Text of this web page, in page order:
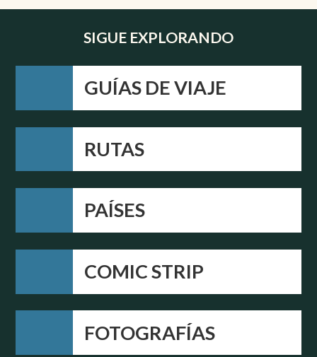
SIGUE EXPLORANDO
GUÍAS DE VIAJE
RUTAS
PAÍSES
COMIC STRIP
FOTOGRAFÍAS